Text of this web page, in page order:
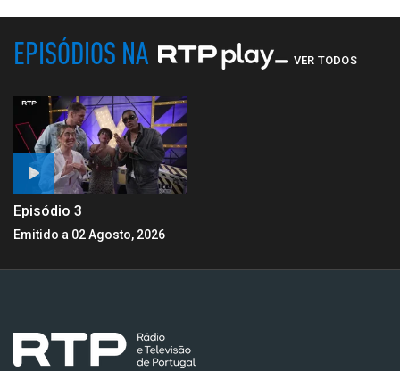
EPISÓDIOS NA VER TODOS
Episódio 3
Emitido a 02 Agosto, 2026